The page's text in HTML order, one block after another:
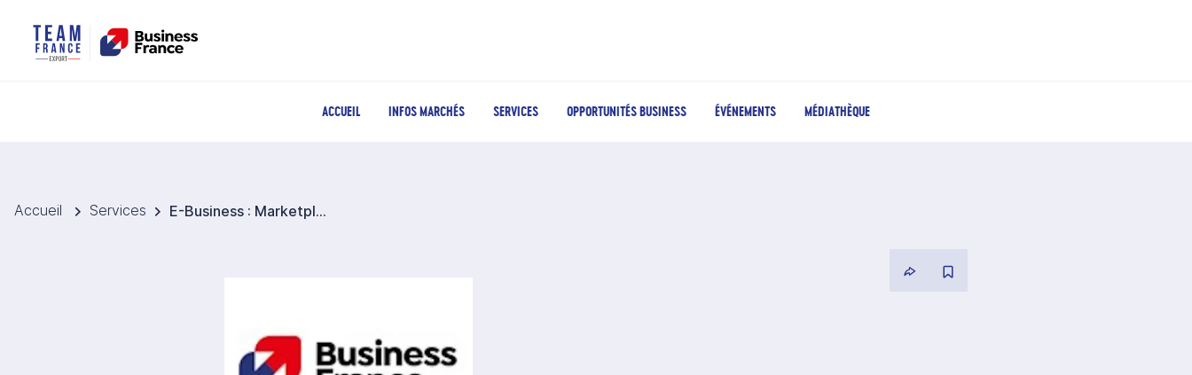
ACCUEIL INFOS MARCHÉS SERVICES OPPORTUNITÉS BUSINESS ÉVÉNEMENTS MÉDIATHÈQUE
Accueil Services E-Business : Marketplaces BtoB internationales - Business France